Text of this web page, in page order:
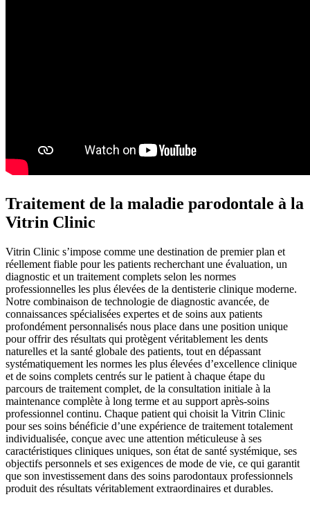
Traitement de la maladie parodontale à la
Vitrin Clinic
Vitrin Clinic s’impose comme une destination de premier plan et
réellement fiable pour les patients recherchant une évaluation, un
diagnostic et un traitement complets selon les normes
professionnelles les plus élevées de la dentisterie clinique moderne.
Notre combinaison de technologie de diagnostic avancée, de
connaissances spécialisées expertes et de soins aux patients
profondément personnalisés nous place dans une position unique
pour offrir des résultats qui protègent véritablement les dents
naturelles et la santé globale des patients, tout en dépassant
systématiquement les normes les plus élevées d’excellence clinique
et de soins complets centrés sur le patient à chaque étape du
parcours de traitement complet, de la consultation initiale à la
maintenance complète à long terme et au support après-soins
professionnel continu. Chaque patient qui choisit la Vitrin Clinic
pour ses soins bénéficie d’une expérience de traitement totalement
individualisée, conçue avec une attention méticuleuse à ses
caractéristiques cliniques uniques, son état de santé systémique, ses
objectifs personnels et ses exigences de mode de vie, ce qui garantit
que son investissement dans des soins parodontaux professionnels
produit des résultats véritablement extraordinaires et durables.